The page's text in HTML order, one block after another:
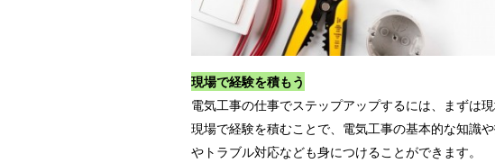
現場で経験を積もう
電気工事の仕事でステップアップするには、まずは
現場で経験を積むことで、電気工事の基本的な知識
やトラブル対応なども身につけることができます。